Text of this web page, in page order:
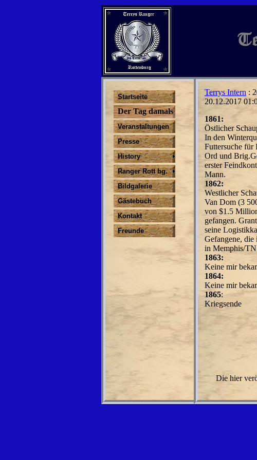
Startseite
Der Tag damals
Veranstaltungen
Presse
History
Ranger Rott bg.
Bildgalerie
Gästebuch
Kontakt
Freunde
Terrys Intern :
20.12.2017
1861:
Östlicher
In den
Futtersuche für
Ord und
erster
Mann.
1862:
Westlicher
Van Dom (3
von $1.5
gefangen.
seine Logistik
Gefangene,
in Memphis/
1863:
Keine mir
1864:
Keine mir
1865:
Kriegsende
Die hier